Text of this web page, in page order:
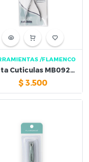
/FLAMENCO
Corta Cuticulas MB092605
$ 3.500